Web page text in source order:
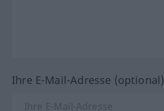
Ihre E-Mail-Adresse (optional)